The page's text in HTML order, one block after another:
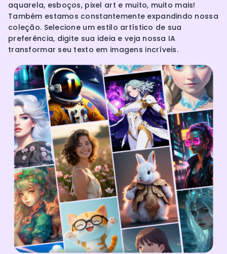
aquarela, esboços, pixel art e muito, muito mais!
Também estamos constantemente expandindo nossa
coleção. Selecione um estilo artístico de sua
preferência, digite sua ideia e veja nossa IA
transformar seu texto em imagens incríveis.